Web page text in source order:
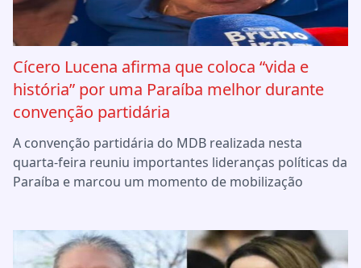
Cícero Lucena afirma que coloca “vida e
história” por uma Paraíba melhor durante
convenção partidária
A convenção partidária do MDB realizada nesta
quarta-feira reuniu importantes lideranças políticas da
Paraíba e marcou um momento de mobilização